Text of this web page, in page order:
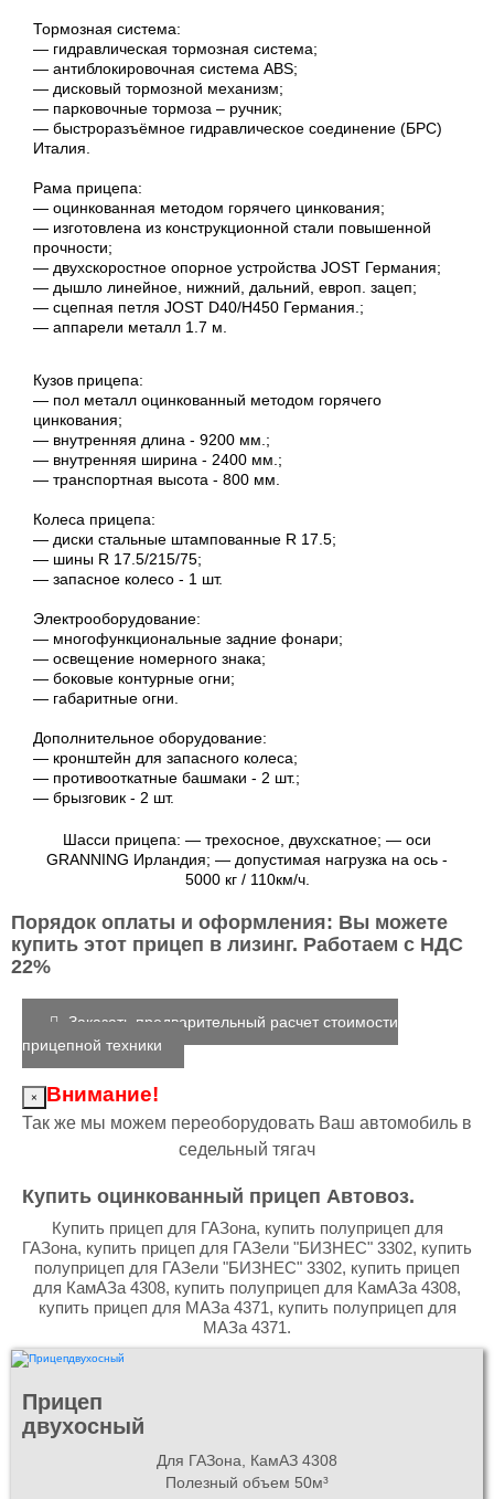
Тормозная система:
― гидравлическая тормозная система;
― антиблокировочная система ABS;
― дисковый тормозной механизм;
― парковочные тормоза – ручник;
― быстроразъёмное гидравлическое соединение (БРС)
Италия.
Рама прицепа:
― оцинкованная методом горячего цинкования;
― изготовлена из конструкционной стали повышенной
прочности;
― двухскоростное опорное устройства JOST Германия;
― дышло линейное, нижний, дальний, европ. зацеп;
― сцепная петля JOST D40/H450 Германия.;
― аппарели металл 1.7 м.
Кузов прицепа:
― пол металл оцинкованный методом горячего
цинкования;
― внутренняя длина - 9200 мм.;
― внутренняя ширина - 2400 мм.;
― транспортная высота - 800 мм.
Колеса прицепа:
― диски стальные штампованные R 17.5;
― шины R 17.5/215/75;
― запасное колесо - 1 шт.
Электрооборудование:
― многофункциональные задние фонари;
― освещение номерного знака;
― боковые контурные огни;
― габаритные огни.
Дополнительное оборудование:
― кронштейн для запасного колеса;
― противооткатные башмаки - 2 шт.;
― брызговик - 2 шт.
Шасси прицепа: ― трехосное, двухскатное; ― оси
GRANNING Ирландия; ― допустимая нагрузка на ось -
5000 кг / 110км/ч.
Порядок оплаты и оформления: Вы можете
купить этот прицеп в лизинг. Работаем с НДС
22%
Заказать предварительный расчет стоимости
прицепной техники
× Внимание!
Так же мы можем переоборудовать Ваш автомобиль в
седельный тягач
Купить оцинкованный прицеп Автовоз.
Купить прицеп для ГАЗона, купить полуприцеп для
ГАЗона, купить прицеп для ГАЗели "БИЗНЕС" 3302, купить
полуприцеп для ГАЗели "БИЗНЕС" 3302, купить прицеп
для КамАЗа 4308, купить полуприцеп для КамАЗа 4308,
купить прицеп для МАЗа 4371, купить полуприцеп для
МАЗа 4371.
Прицеп
двухосный
Для ГАЗона, КамАЗ 4308
Полезный объем 50м³